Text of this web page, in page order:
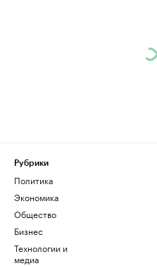
Рубрики
Политика
Экономика
Общество
Бизнес
Технологии и
медиа